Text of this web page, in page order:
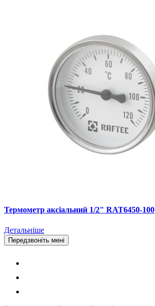
Термометр аксіальний 1/2" RAT6450-100
Детальніше
Передзвоніть мені